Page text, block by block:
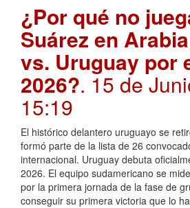
¿Por qué no
Suárez en
vs. Uruguay por
2026?. 15 de
15:19
El histórico delantero uruguayo se
formó parte de la lista de 26
internacional. Uruguay debuta
2026. El equipo sudamericano se
por la primera jornada de la fase de
conseguir su primera victoria que lo